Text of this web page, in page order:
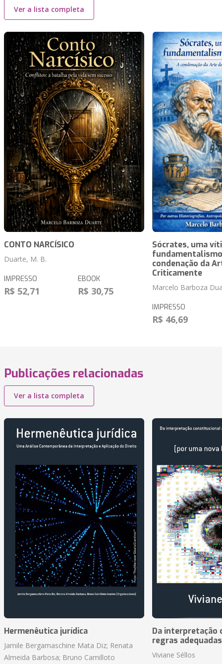
Ver a lista completa
CONTO NARCÍSICO
Duarte, M. B.
IMPRESSO
R$ 52,71
EBOOK
R$ 30,75
Sócrates, uma
condenação da
Criticamente
Marcelo Barboza
IMPRESSO
R$ 46,69
Publicações relacionadas
Ver a lista completa
Hermenêutica jurídica
Jamile Bergamaschine Mata Diz; Renata
Almeida Barbosa; Bruno Camilloto
Da interpretação
regras
Viviane Séllos